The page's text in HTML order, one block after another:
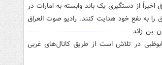
اخیراً از دستگیری یک باند وابسته به امارات در
را به نفع خود هدایت کنند. رادیو صوت العراق
بن زائد
در تلاش است از طریق کانال‌های غربی